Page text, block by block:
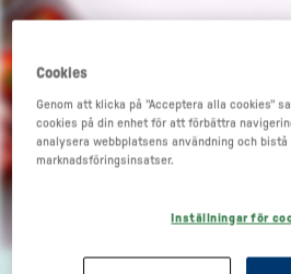
Kebab med
Cookies
Genom att klicka på "Acceptera alla cookies"
cookies på din enhet för att förbättra
analysera webbplatsens användning och bistå
marknadsföringsinsatser.
Inställningar för